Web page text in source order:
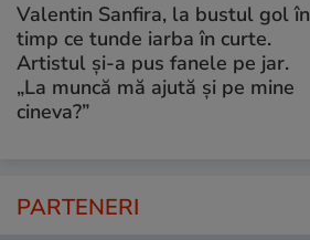
Valentin Sanfira, la bustul gol în
timp ce tunde iarba în curte.
Artistul și-a pus fanele pe jar.
„La muncă mă ajută și pe mine
cineva?”
PARTENERI